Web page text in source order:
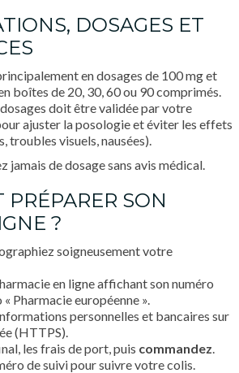
DOSAGES ET
en dosages de 100 mg et
boîtes de 20, 30, 60 ou 90 comprimés.
dosages doit être validée par votre
ajuster la posologie et éviter les effets
troubles visuels, nausées).
jamais de dosage sans avis médical.
SON
?
soigneusement votre
en ligne affichant son numéro
« Pharmacie européenne ».
personnelles et bancaires sur
(HTTPS).
les frais de port, puis commandez.
de suivi pour suivre votre colis.